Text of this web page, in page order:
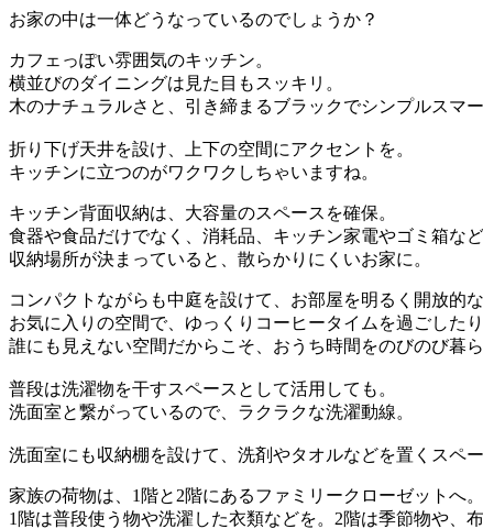
お家の中は一体どうなっているのでしょうか？
カフェっぽい雰囲気のキッチン。
横並びのダイニングは見た目もスッキリ。
木のナチュラルさと、引き締まるブラックでシンプルスマ
折り下げ天井を設け、上下の空間にアクセントを。
キッチンに立つのがワクワクしちゃいますね。
キッチン背面収納は、大容量のスペースを確保。
食器や食品だけでなく、消耗品、キッチン家電やゴミ箱など
収納場所が決まっていると、散らかりにくいお家に。
コンパクトながらも中庭を設けて、お部屋を明るく開放的な
お気に入りの空間で、ゆっくりコーヒータイムを過ごしたり
誰にも見えない空間だからこそ、おうち時間をのびのび暮ら
普段は洗濯物を干すスペースとして活用しても。
洗面室と繋がっているので、ラクラクな洗濯動線。
洗面室にも収納棚を設けて、洗剤やタオルなどを置くスペ
家族の荷物は、1階と2階にあるファミリークローゼットへ。
1階は普段使う物や洗濯した衣類などを。2階は季節物や、